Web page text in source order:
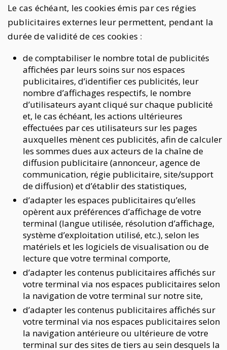
Le cas échéant, les cookies émis par ces régies
publicitaires externes leur permettent, pendant la
durée de validité de ces cookies :
de comptabiliser le nombre total de publicités
affichées par leurs soins sur nos espaces
publicitaires, d’identifier ces publicités, leur
nombre d’affichages respectifs, le nombre
d’utilisateurs ayant cliqué sur chaque publicité
et, le cas échéant, les actions ultérieures
effectuées par ces utilisateurs sur les pages
auxquelles mènent ces publicités, afin de calculer
les sommes dues aux acteurs de la chaîne de
diffusion publicitaire (annonceur, agence de
communication, régie publicitaire, site/support
de diffusion) et d’établir des statistiques,
d’adapter les espaces publicitaires qu’elles
opèrent aux préférences d’affichage de votre
terminal (langue utilisée, résolution d’affichage,
système d’exploitation utilisé, etc.), selon les
matériels et les logiciels de visualisation ou de
lecture que votre terminal comporte,
d’adapter les contenus publicitaires affichés sur
votre terminal via nos espaces publicitaires selon
la navigation de votre terminal sur notre site,
d’adapter les contenus publicitaires affichés sur
votre terminal via nos espaces publicitaires selon
la navigation antérieure ou ultérieure de votre
terminal sur des sites de tiers au sein desquels la